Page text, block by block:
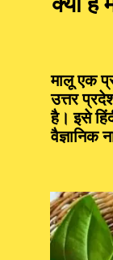
मालू एक
उत्तर
है। इसे
वैज्ञानिक